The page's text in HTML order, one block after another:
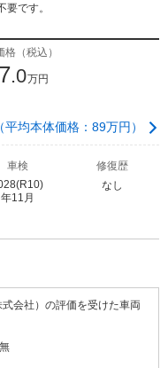
です。
格（税込）
.0万円
均本体価格：89万円）
車検
年11月
修復歴
なし
会社）の評価を受けた車両